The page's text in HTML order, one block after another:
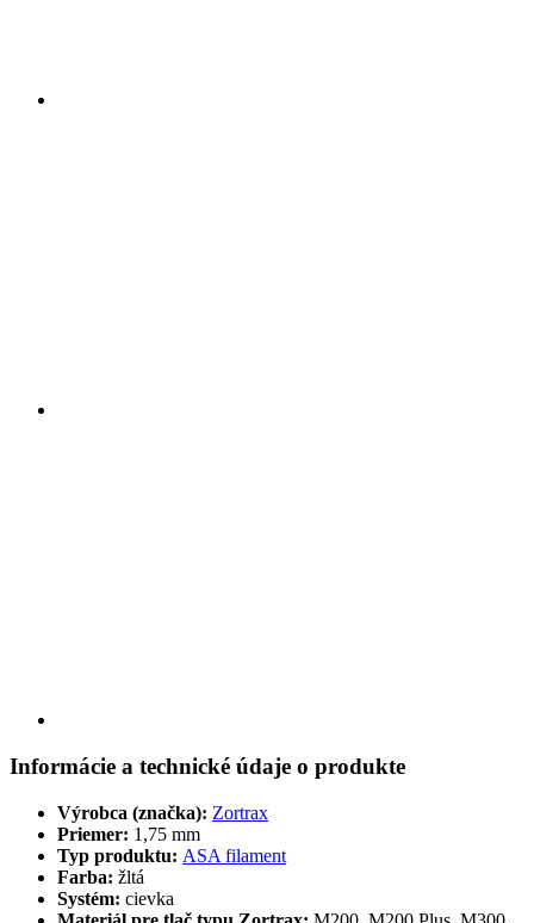
Informácie a technické údaje o produkte
Výrobca (značka): Zortrax
Priemer: 1,75 mm
Typ produktu: ASA filament
Farba: žltá
Systém: cievka